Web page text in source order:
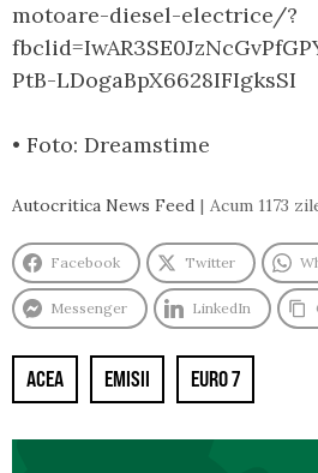
motoare-diesel-electrice/?
PtB-LDogaBpX6628IFIgksSI
• Foto: Dreamstime
Autocritica News Feed Acum 1173
Facebook Twitter
Messenger LinkedIn
ACEA EMISII EURO 7